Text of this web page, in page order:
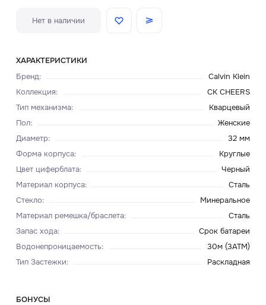
Нет в наличии
ХАРАКТЕРИСТИКИ
Бренд:
Calvin Klein
Коллекция:
CK CHEERS
Тип механизма:
Кварцевый
Пол:
Женские
Диаметр:
32 мм
Форма корпуса:
Круглые
Цвет циферблата:
Черный
Материал корпуса:
Сталь
Стекло:
Минеральное
Материал ремешка/браслета:
Сталь
Запас хода:
Срок батареи
Водонепроницаемость:
30м (3ATM)
Тип Застежки: Раскладная
БОНУСЫ